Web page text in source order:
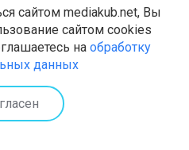
сайтом mediakub.net, Вы
сайтом cookies
на обработку
данных